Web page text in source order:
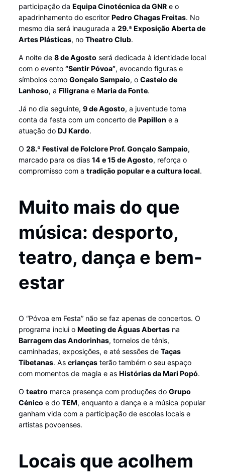
participação da Equipa Cinotécnica da GNRe o
apadrinhamento do escritor Pedro Chagas Freitas. No
mesmo dia será inaugurada a 29.ª Exposição Aberta de
Artes Plásticas, no Theatro Club.
A noite de 8 de Agostoserá dedicada à identidade local
com o evento “Sentir Póvoa”, evocando figuras e
símbolos como Gonçalo Sampaio, o Castelo de
Lanhoso, a Filigranae Maria da Fonte.
Já no dia seguinte, 9 de Agosto, a juventude toma
conta da festa com um concerto de Papillon e a
atuação do DJ Kardo.
O 28.º Festival de Folclore Prof. Gonçalo Sampaio,
marcado para os dias 14 e 15 de Agosto, reforça o
compromisso com a tradição popular e a cultura local.
Muito mais do que
música: desporto,
teatro, dança e bem-
estar
O “Póvoa em Festa” não se faz apenas de concertos. O
programa inclui o Meeting de Águas Abertasna
Barragem das Andorinhas, torneios de ténis,
caminhadas, exposições, e até sessões de Taças
Tibetanas. As criançasterão também o seu espaço
com momentos de magia e as Histórias da Mari Popó.
O teatromarca presença com produções do Grupo
Cénicoe do TEM, enquanto a dança e a música popular
ganham vida com a participação de escolas locais e
artistas povoenses.
Locais que acolhem